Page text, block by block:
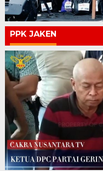
PPK JAKEN